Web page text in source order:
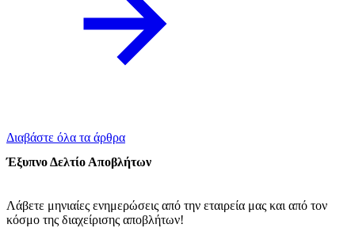
Διαβάστε όλα τα άρθρα
Έξυπνο Δελτίο Αποβλήτων
Λάβετε μηνιαίες ενημερώσεις από την εταιρεία μας και από τον
κόσμο της διαχείρισης αποβλήτων!